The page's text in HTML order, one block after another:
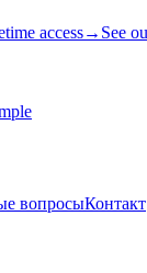
access→ See
вопросыКонтакт